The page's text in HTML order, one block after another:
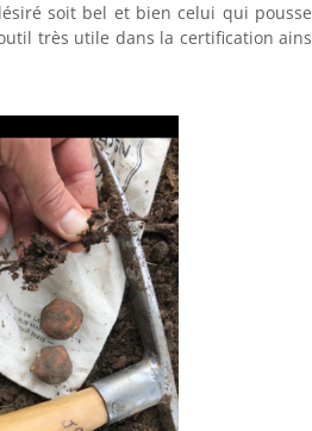
soit bel et bien celui qui
très utile dans la certification